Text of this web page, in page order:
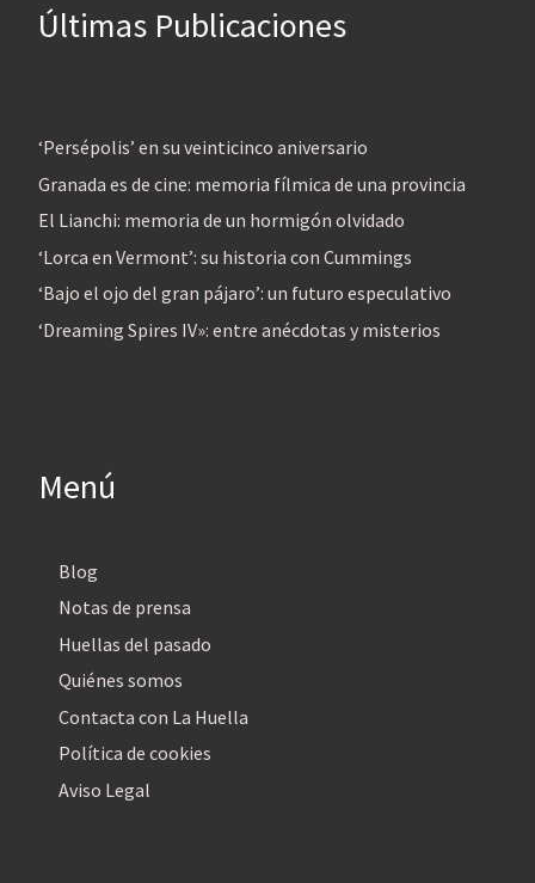
Últimas Publicaciones
‘Persépolis’ en su veinticinco aniversario
Granada es de cine: memoria fílmica de una provincia
El Lianchi: memoria de un hormigón olvidado
‘Lorca en Vermont’: su historia con Cummings
‘Bajo el ojo del gran pájaro’: un futuro especulativo
‘Dreaming Spires IV»: entre anécdotas y misterios
Menú
Blog
Notas de prensa
Huellas del pasado
Quiénes somos
Contacta con La Huella
Política de cookies
Aviso Legal